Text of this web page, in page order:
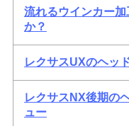
流れるウインカー
か？
レクサスUXのヘッ
レクサスNX後期の
ュー